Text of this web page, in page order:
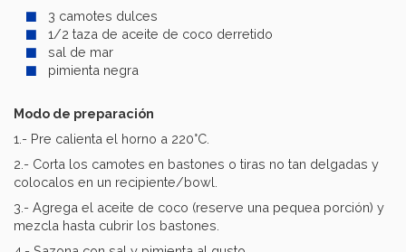
3 camotes dulces
1/2 taza de aceite de coco derretido
sal de mar
pimienta negra
Modo de preparación
1.- Pre calienta el horno a 220°C.
2.- Corta los camotes en bastones o tiras no tan delgadas y
colocalos en un recipiente/bowl.
3.- Agrega el aceite de coco (reserve una pequea porción) y
mezcla hasta cubrir los bastones.